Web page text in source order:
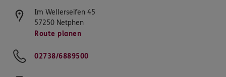
Im Wellerseifen 45
57250 Netphen
Route planen
02738/6889500